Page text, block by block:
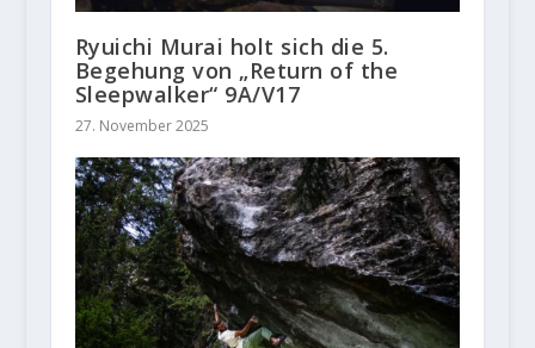
Ryuichi Murai holt sich die 5.
Begehung von „Return of the
Sleepwalker“ 9A/V17
27. November 2025